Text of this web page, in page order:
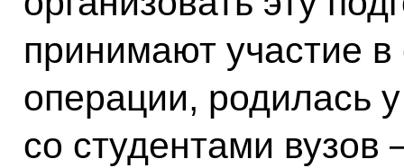
принимают участие
операции, родилась
со студентами вузов